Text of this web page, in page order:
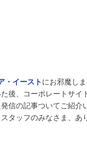
・イースト にお邪魔しま
後、コーポレートサイ
信の記事ついてご紹介
タッフのみなさま、あ